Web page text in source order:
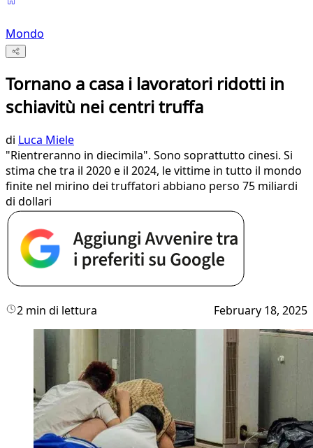
Mondo
Tornano a casa i lavoratori ridotti in
schiavitù nei centri truffa
di Luca Miele
"Rientreranno in diecimila". Sono soprattutto cinesi. Si
stima che tra il 2020 e il 2024, le vittime in tutto il mondo
finite nel mirino dei truffatori abbiano perso 75 miliardi
di dollari
2 min di lettura February 18, 2025